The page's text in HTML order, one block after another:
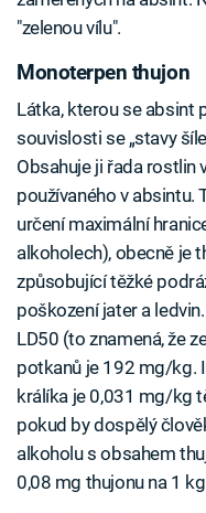
"zelenou vílu".
Monoterpen thujon
Látka, kterou se absint
souvislosti se „stavy
Obsahuje ji řada rostlin
používaného v absintu.
určení maximální
alkoholech), obecně je
způsobující těžké
poškození jater a
LD50 (to znamená, že
potkanů je 192 mg/kg.
králíka je 0,031 mg/kg
pokud by dospělý
alkoholu s obsahem
0,08 mg thujonu na 1